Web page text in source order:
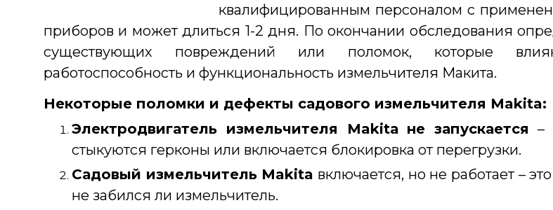
квалифицированным персоналом с
приборов и может длиться 1-2 дня. По окончании обследования
существующих повреждений или поломок, которые
работоспособность и функциональность измельчителя Макита.
Некоторые поломки и дефекты садового измельчителя Makita:
Электродвигатель измельчителя Makita не запускается –
стыкуются герконы или включается блокировка от перегрузки.
Садовый измельчитель Makita включается, но не работает –
не забился ли измельчитель.